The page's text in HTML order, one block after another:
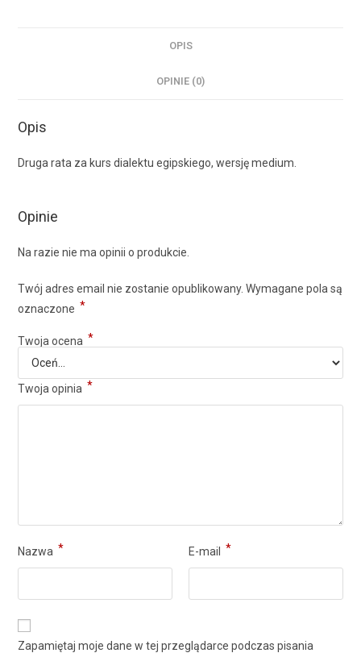
OPIS
OPINIE (0)
Opis
Druga rata za kurs dialektu egipskiego, wersję medium.
Opinie
Na razie nie ma opinii o produkcie.
Twój adres email nie zostanie opublikowany. Wymagane pola są
oznaczone *
Twoja ocena *
Twoja opinia *
Nazwa * E-mail *
Zapamiętaj moje dane w tej przeglądarce podczas pisania